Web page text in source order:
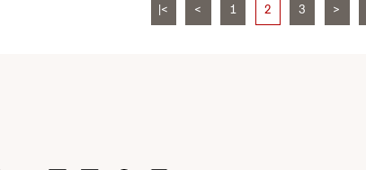
|< < 1 2 3 >